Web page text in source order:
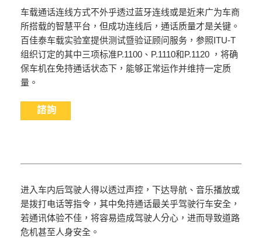
车载通话连线方式不外乎透过蓝牙连线或是近来广为车商
所搭载的智慧平台，但成功连线后，通话质量才是关键。
百佳泰车载实验室提供测试暨验证顾问服务，参照ITU-T
组织订定的其中三项标准P.1100、P.1110和P.1120 ，将确
保车机在免持通话状态下，能够正常运作并维持一定质
量。
諮詢
进入车内后驾驶人得以透过声控，下达导航、音乐播放或
是拨打电话等指令，其中免持通话最关乎驾驶行车安全，
若通讯体验不佳，将容易造成驾驶人分心，进而导致道路
危机甚至人身安全。